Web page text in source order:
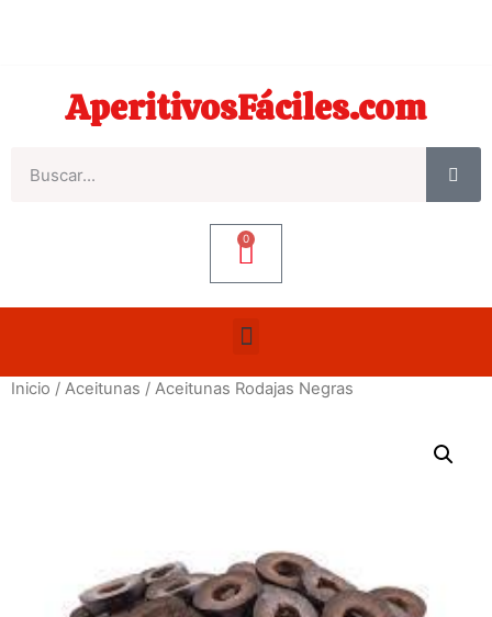
AperitivosFáciles.com
0
Inicio / Aceitunas / Aceitunas Rodajas Negras